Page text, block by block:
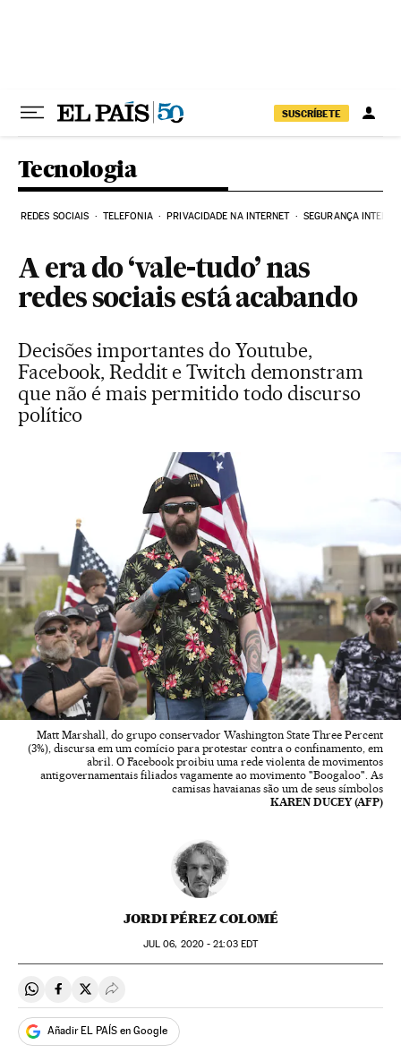
SUSCRÍBETE
Tecnologia
REDES SOCIAIS TELEFONIA PRIVACIDADE NA INTERNET SEGURANÇA
A era do ‘vale-tudo’ nas
redes sociais está acabando
Decisões importantes do Youtube,
Facebook, Reddit e Twitch demonstram
que não é mais permitido todo discurso
político
Matt Marshall, do grupo conservador Washington State Three Percent
(3%), discursa em um comício para protestar contra o confinamento, em
abril. O Facebook proibiu uma rede violenta de movimentos
antigovernamentais filiados vagamente ao movimento "Boogaloo". As
camisas havaianas são um de seus símbolos
KAREN DUCEY (AFP)
JORDI PÉREZ COLOMÉ
JUL 06, 2020 - 21:03EDT
Compartir en Whatsapp
Compartir en Facebook
Compartir en Twitter
Desplegar Redes Sociales
Añadir EL PAÍS en Google